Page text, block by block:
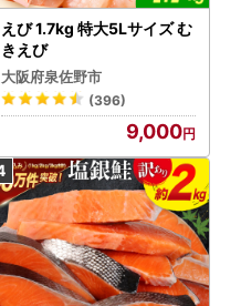
えび 1.7kg 特大5Lサイズ む
きえび
大阪府泉佐野市
(396)
9,000